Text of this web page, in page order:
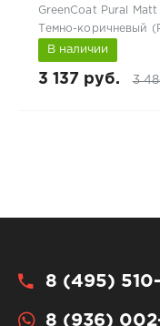
GreenCoat Pural Matt
Темно-коричневый
В наличии
3 137 руб. 3
8 (495)
8 (936)